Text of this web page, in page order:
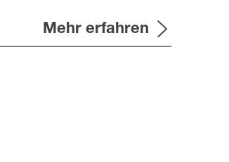
Mehr erfahren